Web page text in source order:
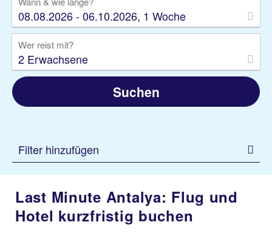
08.08.2026 - 06.10.2026, 1 Woche
Wer reist mit?
2 Erwachsene
Suchen
Filter hinzufügen
Last Minute Antalya: Flug und
Hotel kurzfristig buchen